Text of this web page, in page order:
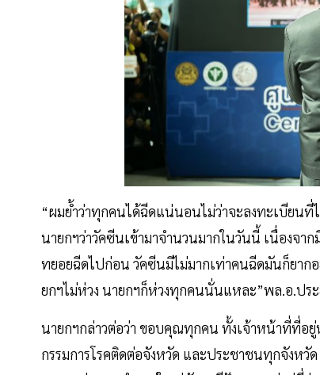
“ผมย้ำว่าทุกคนได้ฉีดแน่นอนไม่ว่าจะลงทะเบียนที่
นายกฯว่าวัคซีนเข้ามาจำนวนมากในวันนี้ เนื่องจา
ทยอยฉีดไปก่อน วัคซีนมีไม่มากเท่าคนฉีดมันก็ยา
ยกฯไม่ห่วง นายกฯก็ห่วงทุกคนนั่นแหละ”พล.อ.ปร
นายกฯกล่าวต่อว่า ขอบคุณทุกคน ทั้งเจ้าหน้าที่ที่อยู่
กรรมการโรคติดต่อจังหวัด และประชาชนทุกจังหวั